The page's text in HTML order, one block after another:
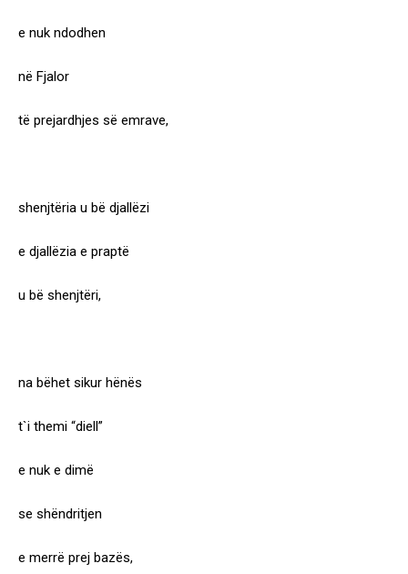
e nuk ndodhen
në Fjalor
të prejardhjes së emrave,
shenjtëria u bë djallëzi
e djallëzia e praptë
u bë shenjtëri,
na bëhet sikur hënës
t`i themi “diell”
e nuk e dimë
se shëndritjen
e merrë prej bazës,